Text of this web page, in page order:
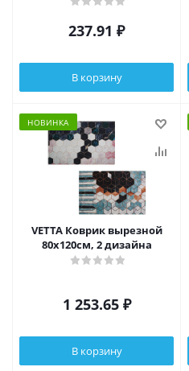
237.91 ₽
В корзину
НОВИНКА
VETTA Коврик вырезной
80х120см, 2 дизайна
1 253.65₽
В корзину